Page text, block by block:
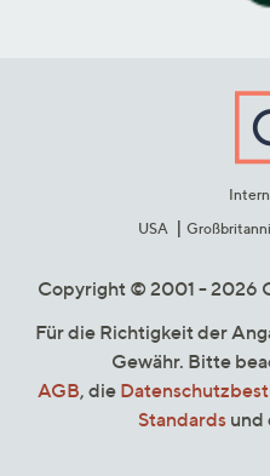
USA
Copyright © 2001 - 2026
Für die Richtigkeit der
Gewähr. Bitte
AGB, die
Standards und